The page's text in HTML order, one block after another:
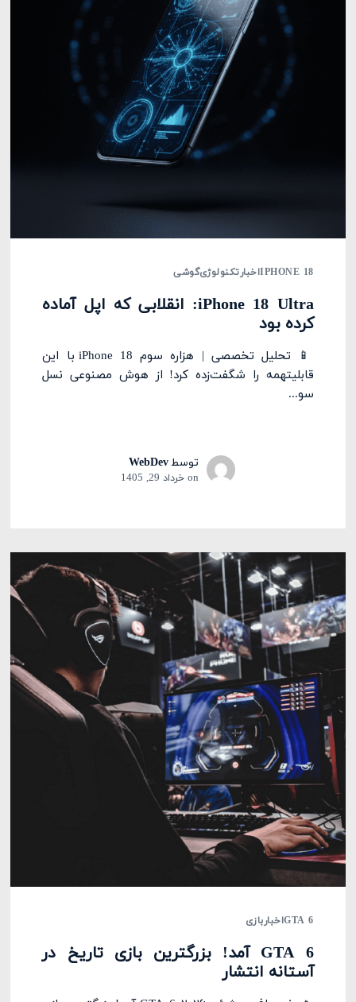
IPHONE 18اخبارتکنولوژیگوشی
iPhone 18 Ultra: انقلابی که اپل آماده
کرده بود
📱 تحلیل تخصصی | هزاره سوم iPhone 18 با این
قابلیتهمه را شگفت‌زده کرد! از هوش مصنوعی نسل
سو...
توسطWebDev
onخرداد 29, 1405
GTA 6اخباربازی
GTA 6 آمد! بزرگترین بازی تاریخ در
آستانه انتشار